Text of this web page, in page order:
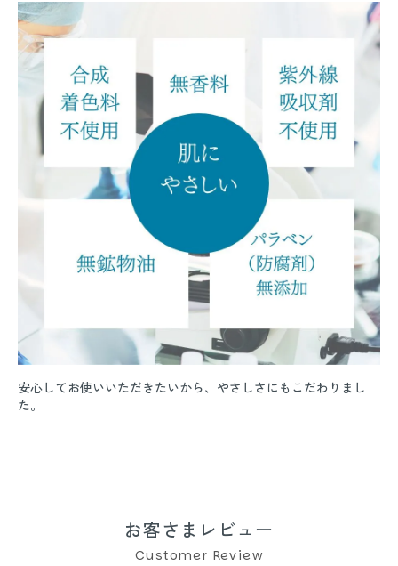
安心してお使いいただきたいから、やさしさにもこだわりまし
た。
お客さまレビュー
Customer Review